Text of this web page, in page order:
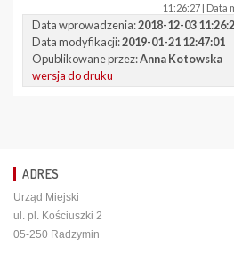
11:26:27 | Data
Data wprowadzenia:2018-12-03
Data modyfikacji:2019-01-21 12:47:01
Opublikowane przez:Anna Kotowska
wersja do druku
ADRES
Urząd Miejski
ul. pl. Kościuszki 2
05-250 Radzymin